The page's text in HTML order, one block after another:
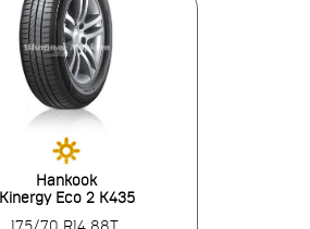
Hankook
Kinergy Eco 2 K435